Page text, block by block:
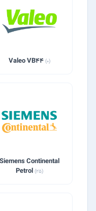
Valeo VB44(0)
Siemens Continental
Petrol(25)